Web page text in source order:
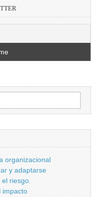
organizacional
y adaptarse
riesgo.
impacto